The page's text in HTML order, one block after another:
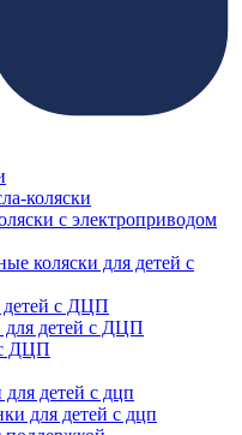
коляски
с электроприводом
коляски для детей с
детей с ДЦП
для детей с ДЦП
с ДЦП
детей с дцп
для детей с дцп